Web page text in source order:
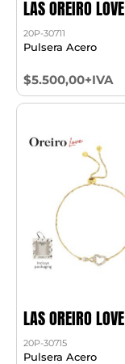
LAS OREIRO LOVE
20P-30711
Pulsera Acero
$5.500,00+IVA
LAS OREIRO LOVE
20P-30715
Pulsera Acero